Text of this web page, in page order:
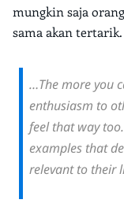
mungkin saja
sama akan tertarik.
…The more you
enthusiasm to
feel that way
examples that
relevant to their